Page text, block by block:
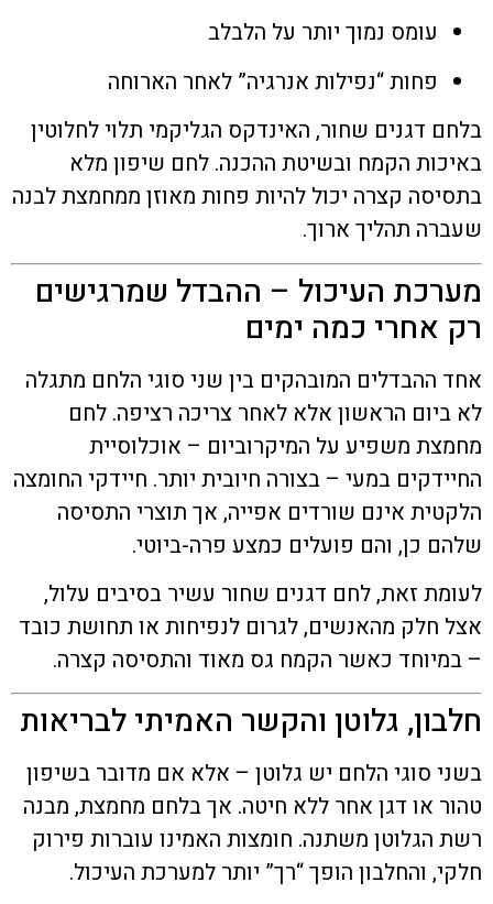
עומס נמוך יותר על הלבלב
פחות “נפילות אנרגיה” לאחר הארוחה
בלחם דגנים שחור, האינדקס הגליקמי תלוי לחלוטין
באיכות הקמח ובשיטת ההכנה. לחם שיפון מלא
בתסיסה קצרה יכול להיות פחות מאוזן ממחמצת לבנה
שעברה תהליך ארוך.
מערכת העיכול – ההבדל שמרגישים
רק אחרי כמה ימים
אחד ההבדלים המובהקים בין שני סוגי הלחם מתגלה
לא ביום הראשון אלא לאחר צריכה רציפה. לחם
מחמצת משפיע על המיקרוביום – אוכלוסיית
החיידקים במעי – בצורה חיובית יותר. חיידקי החומצה
הלקטית אינם שורדים אפייה, אך תוצרי התסיסה
שלהם כן, והם פועלים כמצע פרה-ביוטי.
לעומת זאת, לחם דגנים שחור עשיר בסיבים עלול,
אצל חלק מהאנשים, לגרום לנפיחות או תחושת כובד
– במיוחד כאשר הקמח גס מאוד והתסיסה קצרה.
חלבון, גלוטן והקשר האמיתי לבריאות
בשני סוגי הלחם יש גלוטן – אלא אם מדובר בשיפון
טהור או דגן אחר ללא חיטה. אך בלחם מחמצת, מבנה
רשת הגלוטן משתנה. חומצות האמינו עוברות פירוק
חלקי, והחלבון הופך “רך” יותר למערכת העיכול.